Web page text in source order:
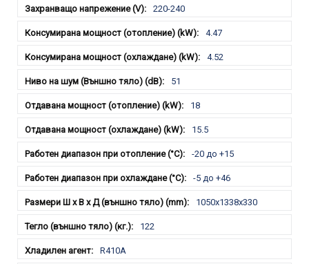
220-240
4.47
4.52
51
18
15.5
-20 до +15
-5 до +46
1050x1338x330
122
R410A